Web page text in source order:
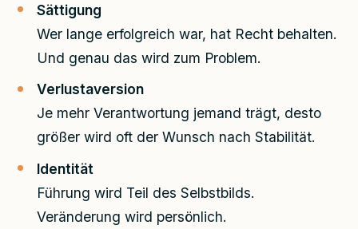
Sättigung
Wer lange erfolgreich war, hat Recht behalten.
Und genau das wird zum Problem.
Verlustaversion
Je mehr Verantwortung jemand trägt, desto
größer wird oft der Wunsch nach Stabilität.
Identität
Führung wird Teil des Selbstbilds.
Veränderung wird persönlich.